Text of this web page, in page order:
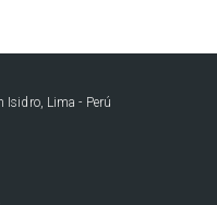
Isidro, Lima - Perú